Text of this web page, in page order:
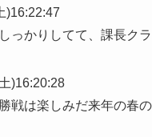
)16:22:47
っかりしてて、課長ク
)16:20:28
戦は楽しみだ来年の春